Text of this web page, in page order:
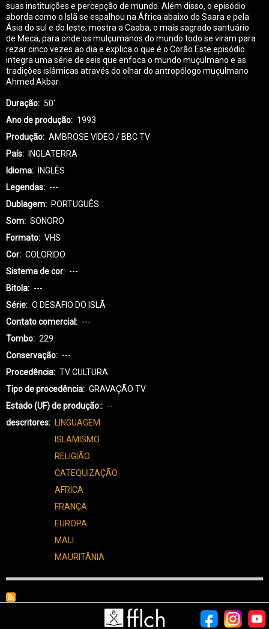
suas instituições e percepção de mundo. Além disso, o episódio
aborda como o Islã se espalhou na África abaixo do Saara e pela
Ásia do sul e do leste, mostra a Caaba, o mais sagrado santuário
de Meca, para onde os mulçumanos do mundo todo se viram para
rezar cinco vezes ao dia e explica o que é o Corão.Este episódio
integra uma série de seis que enfoca o mundo muçulmano e as
tradições islâmicas através do olhar do antropólogo muçulmano
Ahmed Akbar.
Duração
50'
Ano de produção
1993
Produção
AMBROSE VIDEO / BBC TV
País
INGLATERRA
Idioma
INGLÊS
Legendas
---
Dublagem
PORTUGUÊS
Som
SONORO
Formato
VHS
Cor
COLORIDO
Sistema de cor
---
Bitola
---
Série
O DESAFIO DO ISLÃ
Contato comercial
---
Tombo
229
Conservação
---
Procedência
TV CULTURA
Tipo de procedência
GRAVAÇÃO TV
Estado (UF) de produção:
--
descritores
LINGUAGEM
ISLAMISMO
RELIGIÃO
CATEQUIZAÇÃO
AFRICA
FRANÇA
EUROPA
MALI
MAURITÂNIA